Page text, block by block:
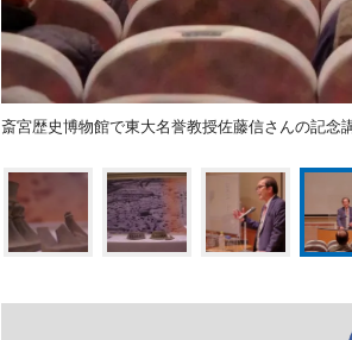
斎宮歴史博物館で東大名誉教授佐藤信さんの記